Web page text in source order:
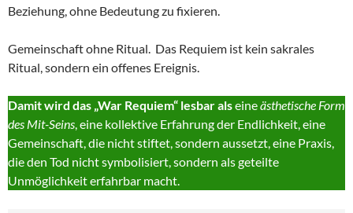
Beziehung, ohne Bedeutung zu fixieren.
Gemeinschaft ohne Ritual. Das Requiem ist kein sakrales
Ritual, sondern ein offenes Ereignis.
Damit wird das „War Requiem“ lesbar alseineästhetische Form
des Mit-Seins, eine kollektive Erfahrung der Endlichkeit, eine
Gemeinschaft, die nicht stiftet, sondern aussetzt, eine Praxis,
die den Tod nicht symbolisiert, sondern als geteilte
Unmöglichkeit erfahrbar macht.